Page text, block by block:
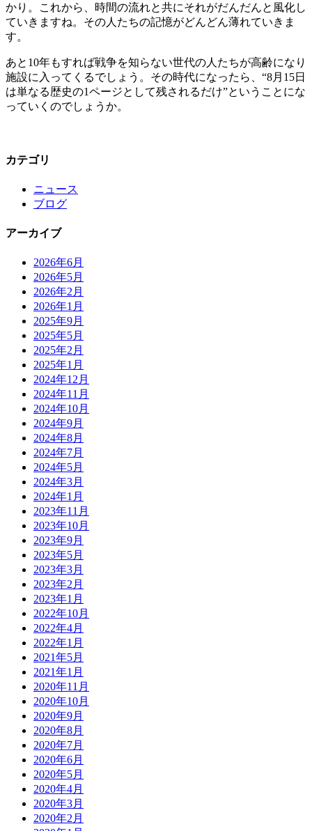
かり。これから、時間の流れと共にそれがだんだんと風化し
ていきますね。その人たちの記憶がどんどん薄れていきま
す。
あと10年もすれば戦争を知らない世代の人たちが高齢になり
施設に入ってくるでしょう。その時代になったら、“8月15日
は単なる歴史の1ページとして残されるだけ”ということにな
っていくのでしょうか。
カテゴリ
ニュース
ブログ
アーカイブ
2026年6月
2026年5月
2026年2月
2026年1月
2025年9月
2025年5月
2025年2月
2025年1月
2024年12月
2024年11月
2024年10月
2024年9月
2024年8月
2024年7月
2024年5月
2024年3月
2024年1月
2023年11月
2023年10月
2023年9月
2023年5月
2023年3月
2023年2月
2023年1月
2022年10月
2022年4月
2022年1月
2021年5月
2021年1月
2020年11月
2020年10月
2020年9月
2020年8月
2020年7月
2020年6月
2020年5月
2020年4月
2020年3月
2020年2月